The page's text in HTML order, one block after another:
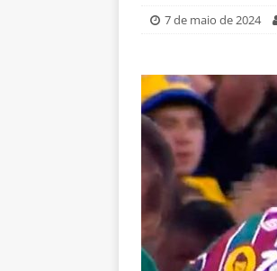
do
[ 5
pela
[ 5 de
[ 5 de
pela
7 de maio de 2024